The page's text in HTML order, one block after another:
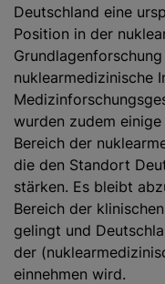
Deutschland eine
Position in der
nuklearmedizinische
wurden zudem
Bereich der
die den Standort
stärken. Es bleibt
Bereich der
gelingt und
der
einnehmen wird.